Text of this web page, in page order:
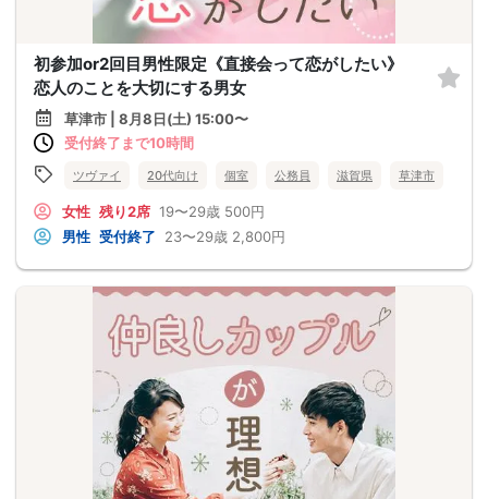
初参加or2回目男性限定《直接会って恋がしたい》
恋人のことを大切にする男女
草津市 | 8月8日(土) 15:00〜
受付終了まで10時間
ツヴァイ 20代向け 個室 公務員 滋賀県 草津市
女性 残り2席 19〜29歳 500円
男性 受付終了 23〜29歳 2,800円